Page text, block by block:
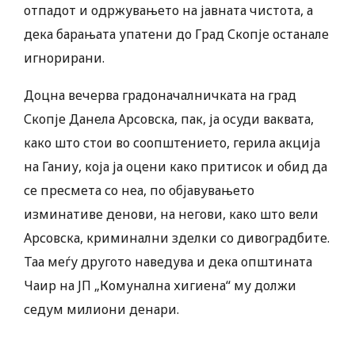
отпадот и одржувањето на јавната чистота, а
дека барањата упатени до Град Скопје останале
игнорирани.
Доцна вечерва градоначалничката на град
Скопје Данела Арсовска, пак, ја осуди ваквата,
како што стои во соопштението, герила акција
на Ганиу, која ја оцени како притисок и обид да
се пресмета со неа, по објавувањето
изминативе денови, на негови, како што вели
Арсовска, криминални зделки со дивоградбите.
Таа меѓу другото наведува и дека општината
Чаир на ЈП „Комунална хигиена“ му должи
седум милиони денари.